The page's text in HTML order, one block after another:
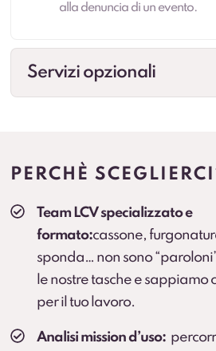
alla denuncia di un evento.
Servizi opzionali
all’attività). Prevedere
Veicolo sostitutivo
Continuità operativa in caso
(secondo condizioni).
Cambio gomme
pneumatici.
PERCHÈ
Team LCV specializzato e
formato:cassone,
sponda… non sono
le nostre tasche e sappiamo
per il tuo lavoro.
Analisi mission d’uso: